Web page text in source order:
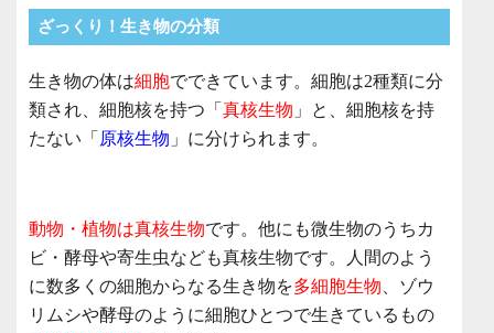
ざっくり！生き物の分類
生き物の体は細胞でできています。細胞は2種類に分
類され、細胞核を持つ「 真核生物 」と、細胞核を持
たない「 原核生物 」に分けられます。
動物・植物は真核生物です。他にも微生物のうちカ
ビ・酵母や寄生虫なども真核生物です。人間のよう
に数多くの細胞からなる生き物を多細胞生物、ゾウ
リムシや酵母のように細胞ひとつで生きているもの